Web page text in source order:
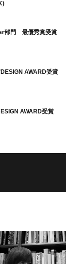
部門 最優秀賞受賞
AWARD受賞
AWARD受賞